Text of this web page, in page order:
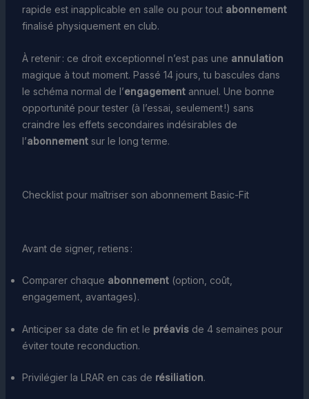
rapide est inapplicable en salle ou pour tout abonnement
finalisé physiquement en club.
À retenir : ce droit exceptionnel n’est pas une annulation
magique à tout moment. Passé 14 jours, tu bascules dans
le schéma normal de l’engagementannuel. Une bonne
opportunité pour tester (à l’essai, seulement !) sans
craindre les effets secondaires indésirables de
l’abonnementsur le long terme.
Checklist pour maîtriser son abonnement Basic-Fit
Avant de signer, retiens :
Comparer chaque abonnement(option, coût,
engagement, avantages).
Anticiper sa date de fin et le préavisde 4 semaines pour
éviter toute reconduction.
Privilégier la LRAR en cas de résiliation.